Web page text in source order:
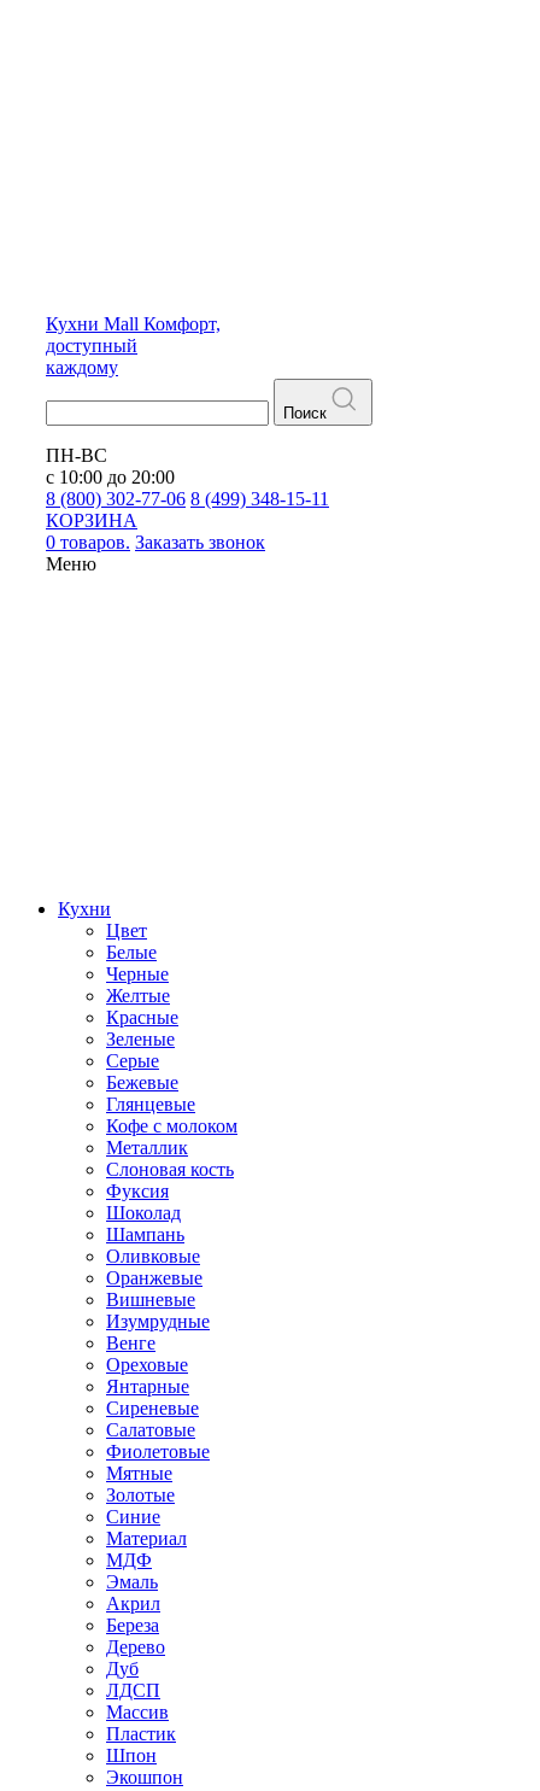
Кухни Mall Комфорт,
доступный
каждому
Поиск
ПН-ВС
с 10:00 до 20:00
8 (800) 302-77-06 8 (499) 348-15-11
КОРЗИНА
0 товаров. Заказать звонок
Меню
Кухни
Цвет
Белые
Черные
Желтые
Красные
Зеленые
Серые
Бежевые
Глянцевые
Кофе с молоком
Металлик
Слоновая кость
Фуксия
Шоколад
Шампань
Оливковые
Оранжевые
Вишневые
Изумрудные
Венге
Ореховые
Янтарные
Сиреневые
Салатовые
Фиолетовые
Мятные
Золотые
Синие
Материал
МДФ
Эмаль
Акрил
Береза
Дерево
Дуб
ЛДСП
Массив
Пластик
Шпон
Экошпон